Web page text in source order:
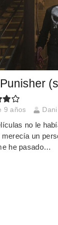
9 años
no le
merecía un
he pasado…